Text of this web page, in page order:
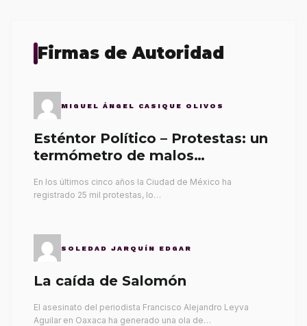
Firmas de Autoridad
MIGUEL ÁNGEL CASIQUE OLIVOS
Esténtor Político – Protestas: un
termómetro de malos
En los últimos cinco años la Ciudad de México ha
registrado 25 mil protestas, lo…
SOLEDAD JARQUÍN EDGAR
La caída de Salomón
El asesinato del periodista Francisco Alejandro Leyva
Aguilar en Oaxaca ha generado una ola de…